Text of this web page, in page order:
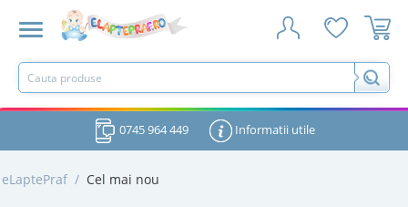
0745 964 449 Informatii utile
eLaptePraf / Cel mai nou